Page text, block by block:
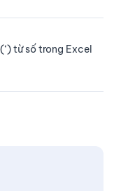
từ số trong Excel